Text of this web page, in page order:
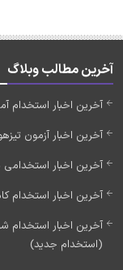
آخرین مطالب وبلاگ
آخرین اخبار استخدام آموزش و
آخرین اخبار آزمون
آخرین اخبار استخدامی
آخرین اخبار استخدام کادر
(استخدام جدید)